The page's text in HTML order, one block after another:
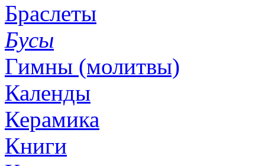
Браслеты
Бусы
Гимны (молитвы)
Календы
Керамика
Книги